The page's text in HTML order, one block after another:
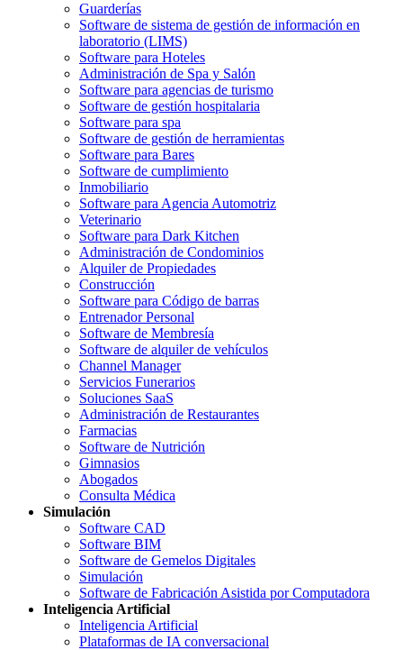
Guarderías
Software de sistema de gestión de información en
laboratorio (LIMS)
Software para Hoteles
Administración de Spa y Salón
Software para agencias de turismo
Software de gestión hospitalaria
Software para spa
Software de gestión de herramientas
Software para Bares
Software de cumplimiento
Inmobiliario
Software para Agencia Automotriz
Veterinario
Software para Dark Kitchen
Administración de Condominios
Alquiler de Propiedades
Construcción
Software para Código de barras
Entrenador Personal
Software de Membresía
Software de alquiler de vehículos
Channel Manager
Servicios Funerarios
Soluciones SaaS
Administración de Restaurantes
Farmacias
Software de Nutrición
Gimnasios
Abogados
Consulta Médica
Simulación
Software CAD
Software BIM
Software de Gemelos Digitales
Simulación
Software de Fabricación Asistida por Computadora
Inteligencia Artificial
Inteligencia Artificial
Plataformas de IA conversacional